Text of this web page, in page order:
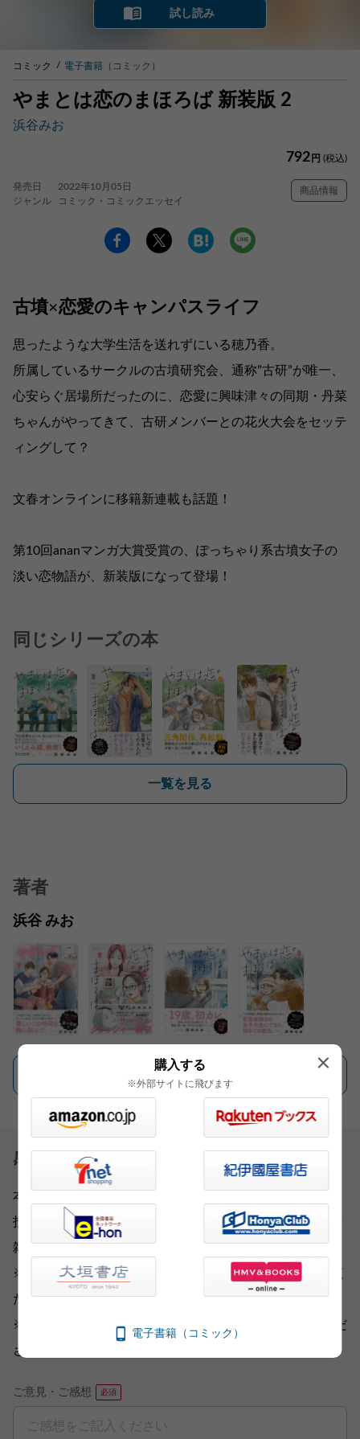
試し読み
コミック 電子書籍（コミック）
やまとは恋のまほろば 新装版 2
浜谷みお
792 円 (税込)
発売日
2022年10月05日
ジャンル
コミック・コミックエッセイ
商品情報
古墳×恋愛のキャンパスライフ
思ったような大学生活を送れずにいる穂乃香。
所属しているサークルの古墳研究会、通称”古研”が唯一、
心安らぐ居場所だったのに、恋愛に興味津々の同期・丹菜
ちゃんがやってきて、古研メンバーとの花火大会をセッテ
ィングして？
文春オンラインに移籍新連載も話題！
第10回ananマンガ大賞受賞の、ぽっちゃり系古墳女子の
淡い恋物語が、新装版になって登場！
同じシリーズの本
一覧を見る
著者
浜谷 みお
一覧を見る
感想を送る
本書をお読みになったご意見・ご感想をお寄せください。
投稿されたお客様の声は、弊社ウェブサイト、また新聞・
雑誌広告などに掲載させていただく場合がございます。
※いただいた内容へのご返信は致しかねますのでご了承く
ださい。
※ご意見・ご感想以外は、 こちら
から各部門にお送りくだ
さい。
ご意見・ご感想
購入する
※外部サイトに飛びます
電子書籍（コミック）